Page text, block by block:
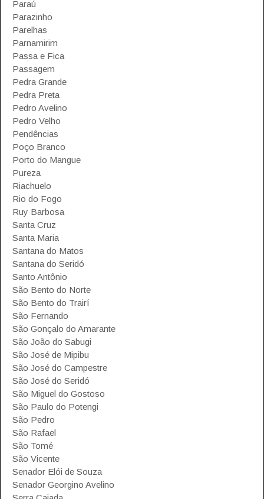
Paraú
Parazinho
Parelhas
Parnamirim
Passa e Fica
Passagem
Pedra Grande
Pedra Preta
Pedro Avelino
Pedro Velho
Pendências
Poço Branco
Porto do Mangue
Pureza
Riachuelo
Rio do Fogo
Ruy Barbosa
Santa Cruz
Santa Maria
Santana do Matos
Santana do Seridó
Santo Antônio
São Bento do Norte
São Bento do Trairí
São Fernando
São Gonçalo do Amarante
São João do Sabugi
São José de Mipibu
São José do Campestre
São José do Seridó
São Miguel do Gostoso
São Paulo do Potengi
São Pedro
São Rafael
São Tomé
São Vicente
Senador Elói de Souza
Senador Georgino Avelino